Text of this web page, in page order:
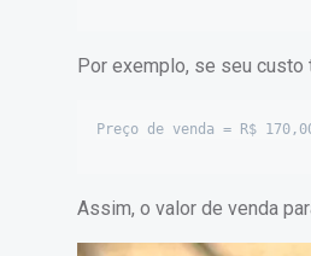
Por exemplo, se seu custo
Assim, o valor de venda